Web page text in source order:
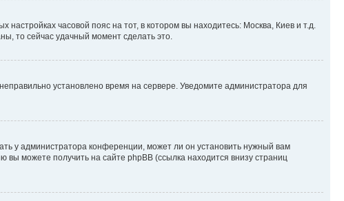
часовой пояс на тот, в котором вы находитесь: Москва, Киев и т.д.
то сейчас удачный момент сделать это.
установлено время на сервере. Уведомите администратора для
у администратора конференции, может ли он установить нужный вам
можете получить на сайте phpBB (ссылка находится внизу страниц